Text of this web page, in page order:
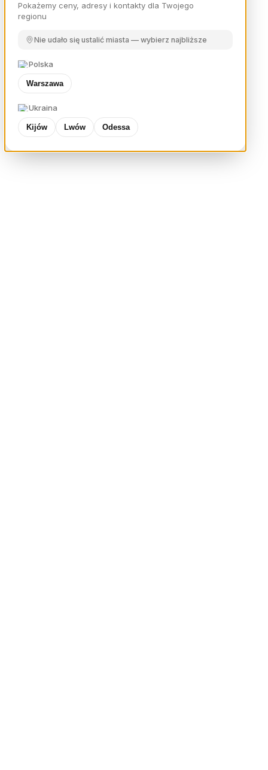
Pokażemy ceny, adresy i kontakty dla Twojego
regionu
Nie udało się ustalić miasta — wybierz najbliższe
Polska
Warszawa
Ukraina
Kijów Lwów Odessa